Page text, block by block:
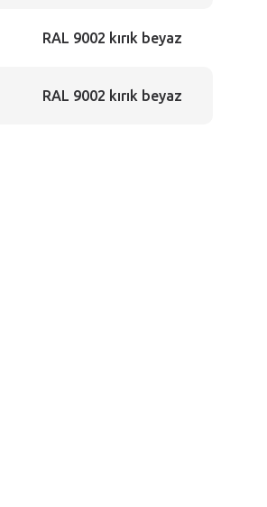
RAL 9002 kırık beyaz
RAL 9002 kırık beyaz